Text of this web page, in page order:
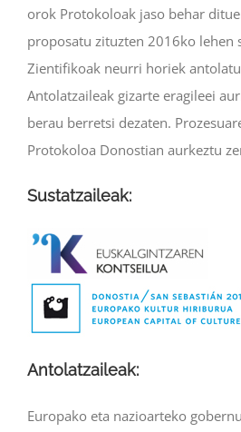
orok Protokoloak jaso behar
proposatu zituzten 2016ko lehen
Zientifikoak neurri horiek
Antolatzaileak gizarte eragileei
berau berretsi dezaten.
Protokoloa Donostian aurkeztu
Sustatzaileak:
Antolatzaileak:
Europako eta nazioarteko